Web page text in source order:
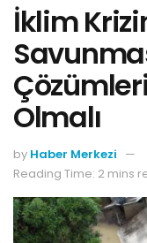
İklim
Olmalı
by Haber Merkezi
Reading Time: 2 mins